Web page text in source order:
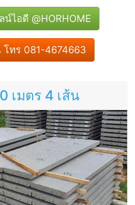
น์ไอดี @HORHOME
โทร 081-4674663
เมตร 4 เส้น